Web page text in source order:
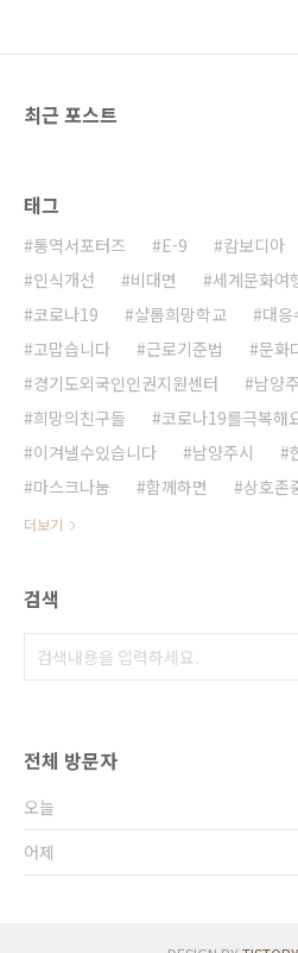
프게 치루어진 협약식이었지만 마음
희망의다리가 될 수 있도록 최선을
주세요!
최근 포스트
태그
통역서포터즈 E-9 캄보디아
인식개선
비대면 세계문화여
코로나19
샬롬희망학교 대응
고맙습니다
근로기준법
문화
경기도외국인인권지원센터
남양
희망의친구들
코로나19를극복해
이겨낼수있습니다
남양주시
마스크나눔
함께하면 상호존
더보기
검색
전체 방문자
오늘
어제